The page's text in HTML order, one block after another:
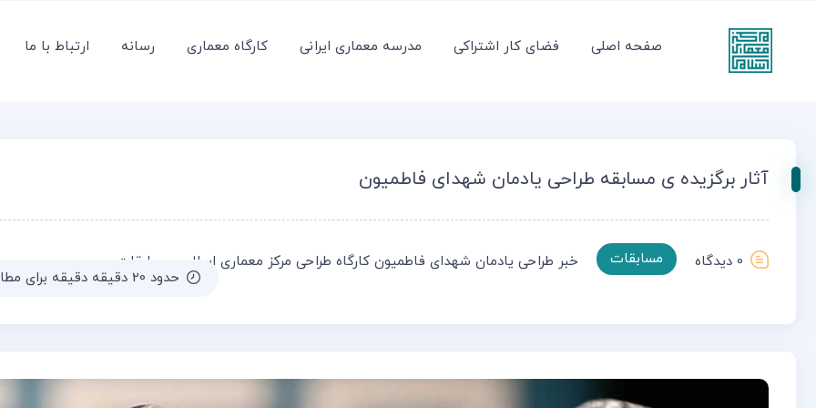
صفحه اصلی فضای کار اشتراکی مدرسه معماری ایرانی کارگاه معماری رسانه ارتباط با ما
آثار برگزیده ی مسابقه طراحی یادمان شهدای فاطمیون
0 دیدگاه مسابقات خبر طراحی یادمان شهدای فاطمیون کارگاه طراحی مرکز معماری اسلامی
مسابقات
حدود 20 دقیقه دقیقه برای مطالعه